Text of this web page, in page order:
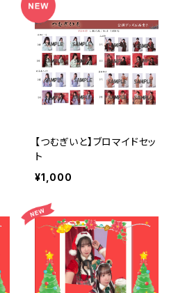
【つむぎいと】ブロマイドセッ
ト
¥1,000